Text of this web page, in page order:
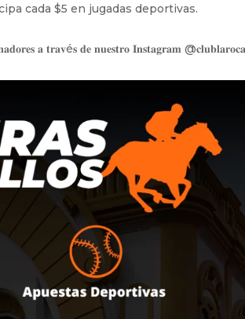
cada $5 en jugadas deportivas.
𝐚 𝐭𝐫𝐚𝐯é𝐬 𝐝𝐞 𝐧𝐮𝐞𝐬𝐭𝐫𝐨 𝐈𝐧𝐬𝐭𝐚𝐠𝐫𝐚𝐦